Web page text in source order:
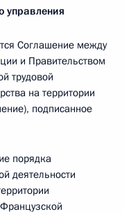
управления
Соглашение между
и Правительством
трудовой
на территории
подписанное
порядка
деятельности